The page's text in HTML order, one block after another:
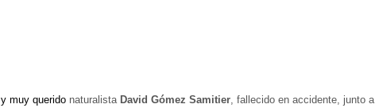
y muy querido naturalista David Gómez Samitier, fallecido en accidente, junto a